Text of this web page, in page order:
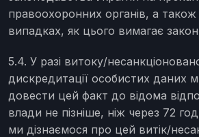
правоохоронних органів, а також
випадках, як цього вимагає
5.4. У разі витоку/
дискредитації особистих даних
довести цей факт до відома
влади не пізніше, ніж через 72
ми дізнаємося про цей витік/